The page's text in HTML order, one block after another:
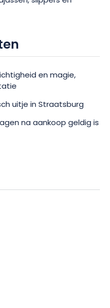
en magie,
uitje in Straatsburg
na aankoop geldig is